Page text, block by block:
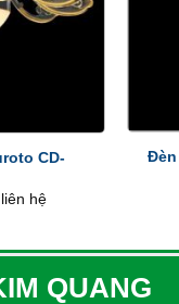
CD-
hệ
Đèn
QUANG